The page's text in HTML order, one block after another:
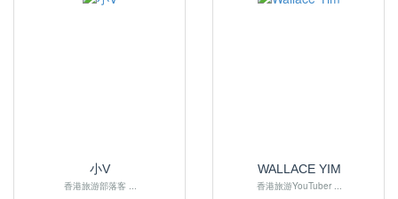
小V
香港旅游部落客 ...
WALLACE YIM
香港旅游YouTuber ...